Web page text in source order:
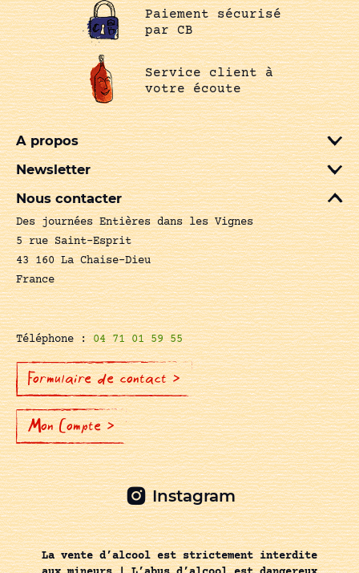
Paiement sécurisé
par CB
Service client à
votre écoute
A propos
Newsletter
Nous contacter
Des journées Entières dans les Vignes
5 rue Saint-Esprit
43 160 La Chaise-Dieu
France
Téléphone :04 71 01 59 55
Formulaire de contact >
Mon Compte >
Instagram
La vente d’alcool est strictement interdite